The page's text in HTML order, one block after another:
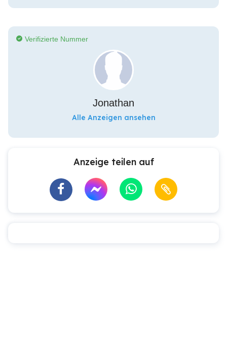
Verifizierte Nummer
Jonathan
Alle Anzeigen ansehen
Anzeige teilen auf